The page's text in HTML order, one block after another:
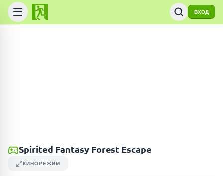
ВХОД
Spirited Fantasy Forest Escape
КИНОРЕЖИМ